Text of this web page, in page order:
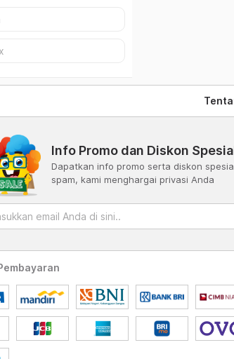
Info Promo dan Diskon
Dapatkan info promo serta diskon
spam, kami menghargai privasi Anda